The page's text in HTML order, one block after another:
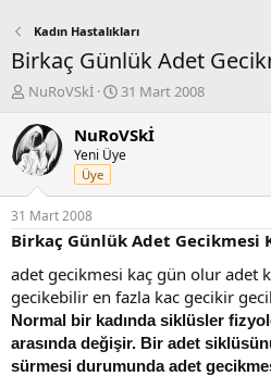
Kadın Hastalıkları
Birkaç Günlük Adet
K
n
b
u
y
u
b
a
ş
l
a
t
a
n
NuRoVSkİ
B
ş
l
ı
ç
t
a
r
i
h
i
31 Mart 2008
NuRoVSkİ
Yeni Üye
Üye
31 Mart 2008
Birkaç Günlük Adet Gecikmesi
adet gecikmesi kaç gün olur adet
gecikebilir en fazla kac gecikir
Normal bir kadında siklüsler
arasında değişir. Bir adet
sürmesi durumunda adet